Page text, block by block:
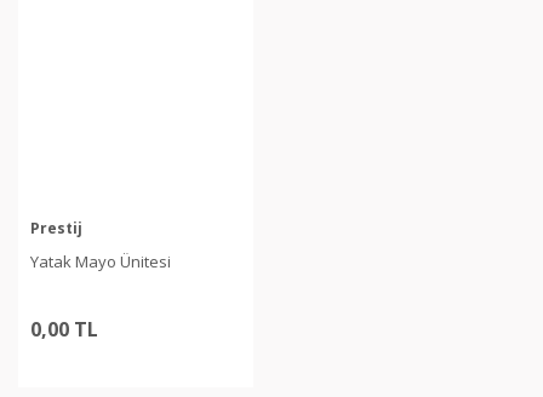
Prestij
Yatak Mayo Ünitesi
0,00 TL